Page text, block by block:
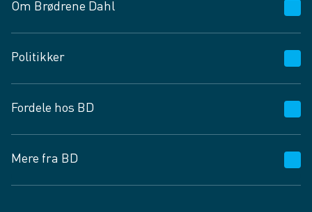
Om Brødrene Dahl
Vagttelefon 30 10 89 89
Spørgsmål og svar
Job og karriere
Fødevarekontrolrapport
Politikker
Privatlivspolitik
Cookies
Vilkår og betingelser
Fordele hos BD
BD app
BD.dk services
Mere fra BD